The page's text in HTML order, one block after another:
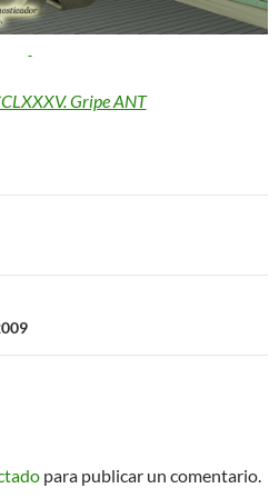
Gripe ANT
para publicar un comentario.